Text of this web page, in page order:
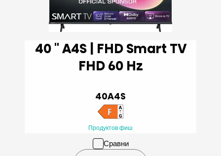
40 '' A4S | FHD Smart TV
FHD 60 Hz
40A4S
Продуктов фиш
Сравни